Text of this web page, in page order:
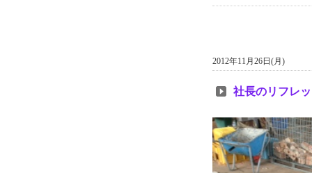
2012年11月26日(月)
社長のリフレ